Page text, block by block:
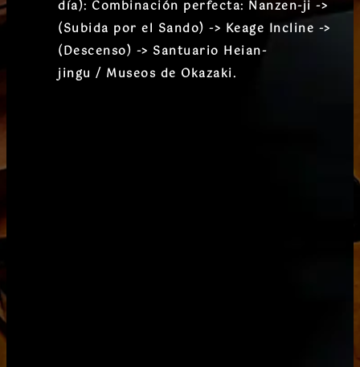
día): Combinación perfecta: Nanzen-ji ->
(Subida por el Sando) -> Keage Incline ->
(Descenso) -> Santuario Heian-
jingu / Museos de Okazaki.